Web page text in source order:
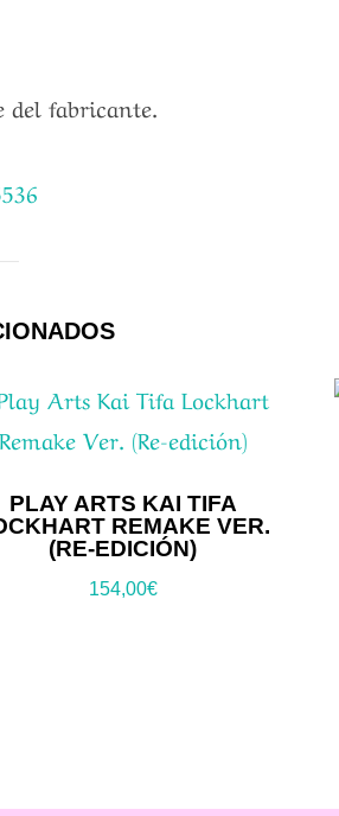
del fabricante.
PLAY ARTS KAI TIFA
REMAKE VER.
(RE-EDICIÓN)
154,00€